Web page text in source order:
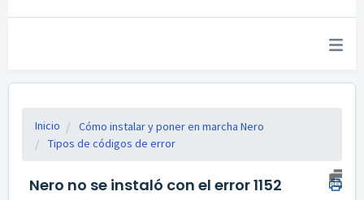
Inicio
Cómo instalar y poner en marcha Nero
Tipos de códigos de error
Nero no se instaló con el error 1152